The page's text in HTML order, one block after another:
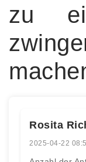
zu
Rosita
2025-04-22